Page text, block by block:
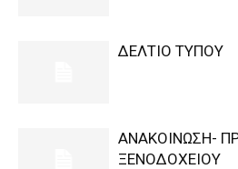
ΔΕΛΤΙΟ ΤΥΠΟΥ
ΑΝΑΚΟΙΝΩΣΗ-
ΞΕΝΟΔΟΧΕΙΟΥ